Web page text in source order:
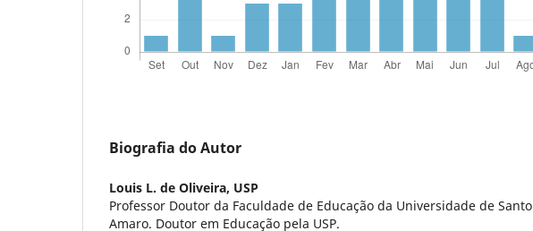
Biografia do Autor
Louis L. de Oliveira, USP
Professor Doutor da Faculdade de Educação da Universidade de Santo
Amaro. Doutor em Educação pela USP.